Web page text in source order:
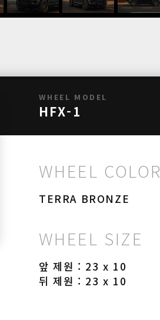
WHEEL MODEL
HFX-1
WHEEL COLOR
TERRA BRONZE
WHEEL SIZE
앞 제원 : 23 x 10
뒤 제원 : 23 x 10